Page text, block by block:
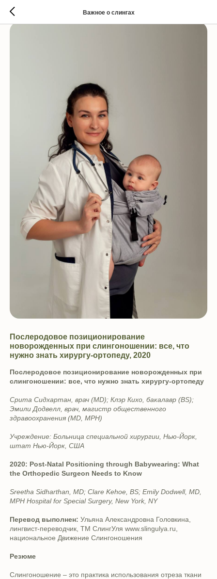
Важное о слингах
Послеродовое позиционирование
новорожденных при слингоношении: все, что
нужно знать хирургу-ортопеду, 2020
Послеродовое позиционирование новорожденных при
слингоношении: все, что нужно знать хирургу-ортопеду
Срита Сидхартан, врач (MD); Клэр Кихо, бакалавр (BS);
Эмили Додвелл, врач, магистр общественного
здравоохранения (MD, MPH)
Учреждение: Больница специальной хирургии, Нью-Йорк,
штат Нью-Йорк, США
2020: Post-Natal Positioning through Babywearing: What
the Orthopedic Surgeon Needs to Know
Sreetha Sidharthan, MD; Clare Kehoe, BS; Emily Dodwell, MD,
MPH Hospital for Special Surgery, New York, NY
Перевод выполнен: Ульяна Александровна Головкина,
лингвист-переводчик, ТМ СлингУля www.slingulya.ru,
национальное Движение Слингоношения
Резюме
Слингоношение – это практика использования отреза ткани